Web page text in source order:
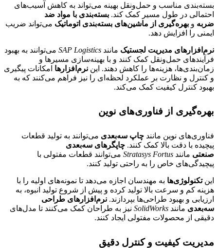
بسته‌بندی مناسب و حمل‌ونقل بهینه می‌تواند به کاهش آسیب‌های
احتمالی در طول مسیر کمک کند. بسته‌بندی با مواد ضد
ضربه و بهره‌گیری از ماشین‌های بسته‌بندی اتوماتیک می‌تواند ضریب
ایمنی را افزایش دهد.
نرم‌افزارهای مدیریت لجستیک مانند SAP Logistics می‌توانند به بهبود
فرآیندهای حمل‌ونقل کمک کنند و با بهینه‌سازی مسیرها و
زمان‌بندی‌ها، هزینه‌ها را کاهش دهند. این نرم‌افزارها امکانات پیگیری
و کنترل و نظارت بر عملکرد لحظه‌ای را نیز فراهم می‌کنند که به
بهبود کنترل کیفیت کمک می‌کند.
بهره‌گیری از فناوری‌های نوین
فناوری‌های نوین مانند چاپ سه‌بعدی می‌توانند به تولید قطعات
پیچیده با دقت بالا کمک کنند. چاپگرهای سه‌بعدی
صنعتی مانند Stratasys Fortus می‌توانند قطعات مفتولی با
پیچیدگی‌های خاص را به راحتی تولید کنند.
اینتکنولوژی‌ها به مهندسان اجازه می‌دهد تا نمونه‌های اولیه را با
هزینه کم و سرعت بالا تولید کرده و پیش از شروع تولید انبوه، به
ارزیابی و بهبود طراحی‌ها بپردازند. نرم‌افزارهای طراحی
سه‌بعدی مانند SolidWorks نیز به طراحان کمک می‌کنند تا مدل‌های
دقیقی از محصولات مفتولی ایجاد کنند.
مدیریت کیفیت و کنترل دقیق